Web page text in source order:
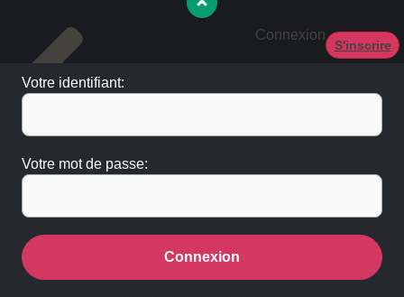
Connexion
S'inscrire
Votre identifiant:
Votre mot de passe:
Connexion